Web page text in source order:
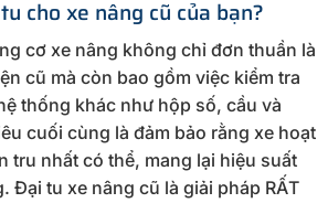
cho xe nâng cũ của bạn?
cơ xe nâng không chỉ đơn thuần là
cũ mà còn bao gồm việc kiểm tra
thống khác như hộp số, cầu và
cuối cùng là đảm bảo rằng xe hoạt
tru nhất có thể, mang lại hiệu suất
Đại tu xe nâng cũ là giải pháp RẤT